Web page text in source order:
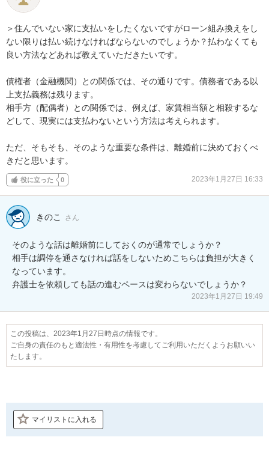
＞住んでいない家に支払いをしたくないですがローン組み換えをし
ない限りは払い続けなければならないのでしょうか？払わなくても
良い方法などあれば教えていただきたいです。
債権者（金融機関）との関係では、その通りです。債務者である以
上支払義務は残ります。
相手方（配偶者）との関係では、例えば、家賃相当額と相殺するな
どして、現実には支払わないという方法は考えられます。
ただ、そもそも、そのような重要な条件は、離婚前に決めておくべ
きだと思います。
役に立った 0 2023年1月27日 16:33
きのこ さん
そのような話は離婚前にしておくのが通常でしょうか？
相手は調停を通さなければ話をしないためこちらは負担が大きく
なっています。
弁護士を依頼しても話の進むペースは変わらないでしょうか？
2023年1月27日 19:49
この投稿は、2023年1月27日時点の情報です。
ご自身の責任のもと適法性・有用性を考慮してご利用いただくようお願いい
たします。
マイリストに入れる